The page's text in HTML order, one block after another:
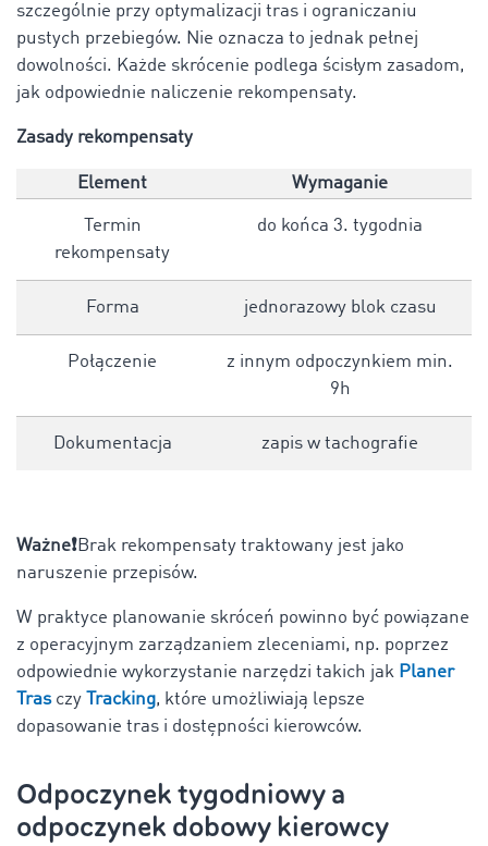
szczególnie przy optymalizacji tras i ograniczaniu
pustych przebiegów. Nie oznacza to jednak pełnej
dowolności. Każde skrócenie podlega ścisłym zasadom,
jak odpowiednie naliczenie rekompensaty.
Zasady rekompensaty
Element Wymaganie
Termin
rekompensaty
do końca 3. tygodnia
Forma jednorazowy blok czasu
Połączenie
z innym odpoczynkiem min.
9h
Dokumentacja zapis w tachografie
Ważne❗Brak rekompensaty traktowany jest jako
naruszenie przepisów.
W praktyce planowanie skróceń powinno być powiązane
z operacyjnym zarządzaniem zleceniami, np. poprzez
odpowiednie wykorzystanie narzędzi takich jak Planer
Trasczy Tracking, które umożliwiają lepsze
dopasowanie tras i dostępności kierowców.
Odpoczynek tygodniowy a
odpoczynek dobowy kierowcy